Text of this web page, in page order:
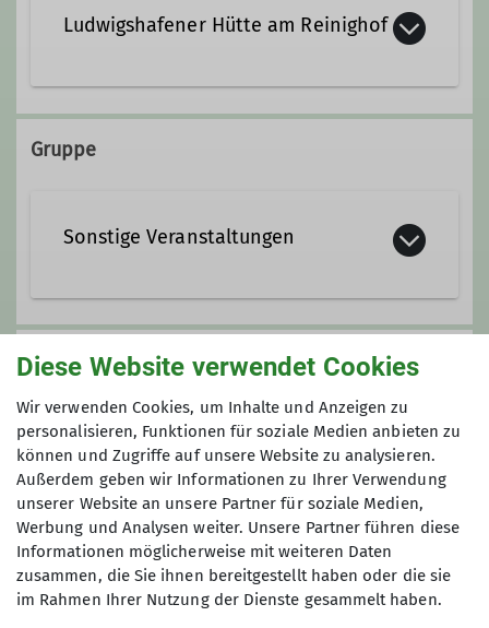
Schneeschuhbergsteigen
Ludwigshafener Hütte am Reinighof
Kreisstraße zum Reinigshof
Gruppe
Sonstige Veranstaltungen
Auch außerhalb der Regel gibt es tolle
Veranstaltungen des Vereins - hier
sind sie!
Anmeldung
Preis
Selbstverständlich kostenlos! Für Essen und
Trinken tagsüber wird gesorgt.
Diese Website verwendet Cookies
Wir verwenden Cookies, um Inhalte und Anzeigen zu
personalisieren, Funktionen für soziale Medien anbieten zu
können und Zugriffe auf unsere Website zu analysieren.
Außerdem geben wir Informationen zu Ihrer Verwendung
unserer Website an unsere Partner für soziale Medien,
Werbung und Analysen weiter. Unsere Partner führen diese
Informationen möglicherweise mit weiteren Daten
zusammen, die Sie ihnen bereitgestellt haben oder die sie
im Rahmen Ihrer Nutzung der Dienste gesammelt haben.